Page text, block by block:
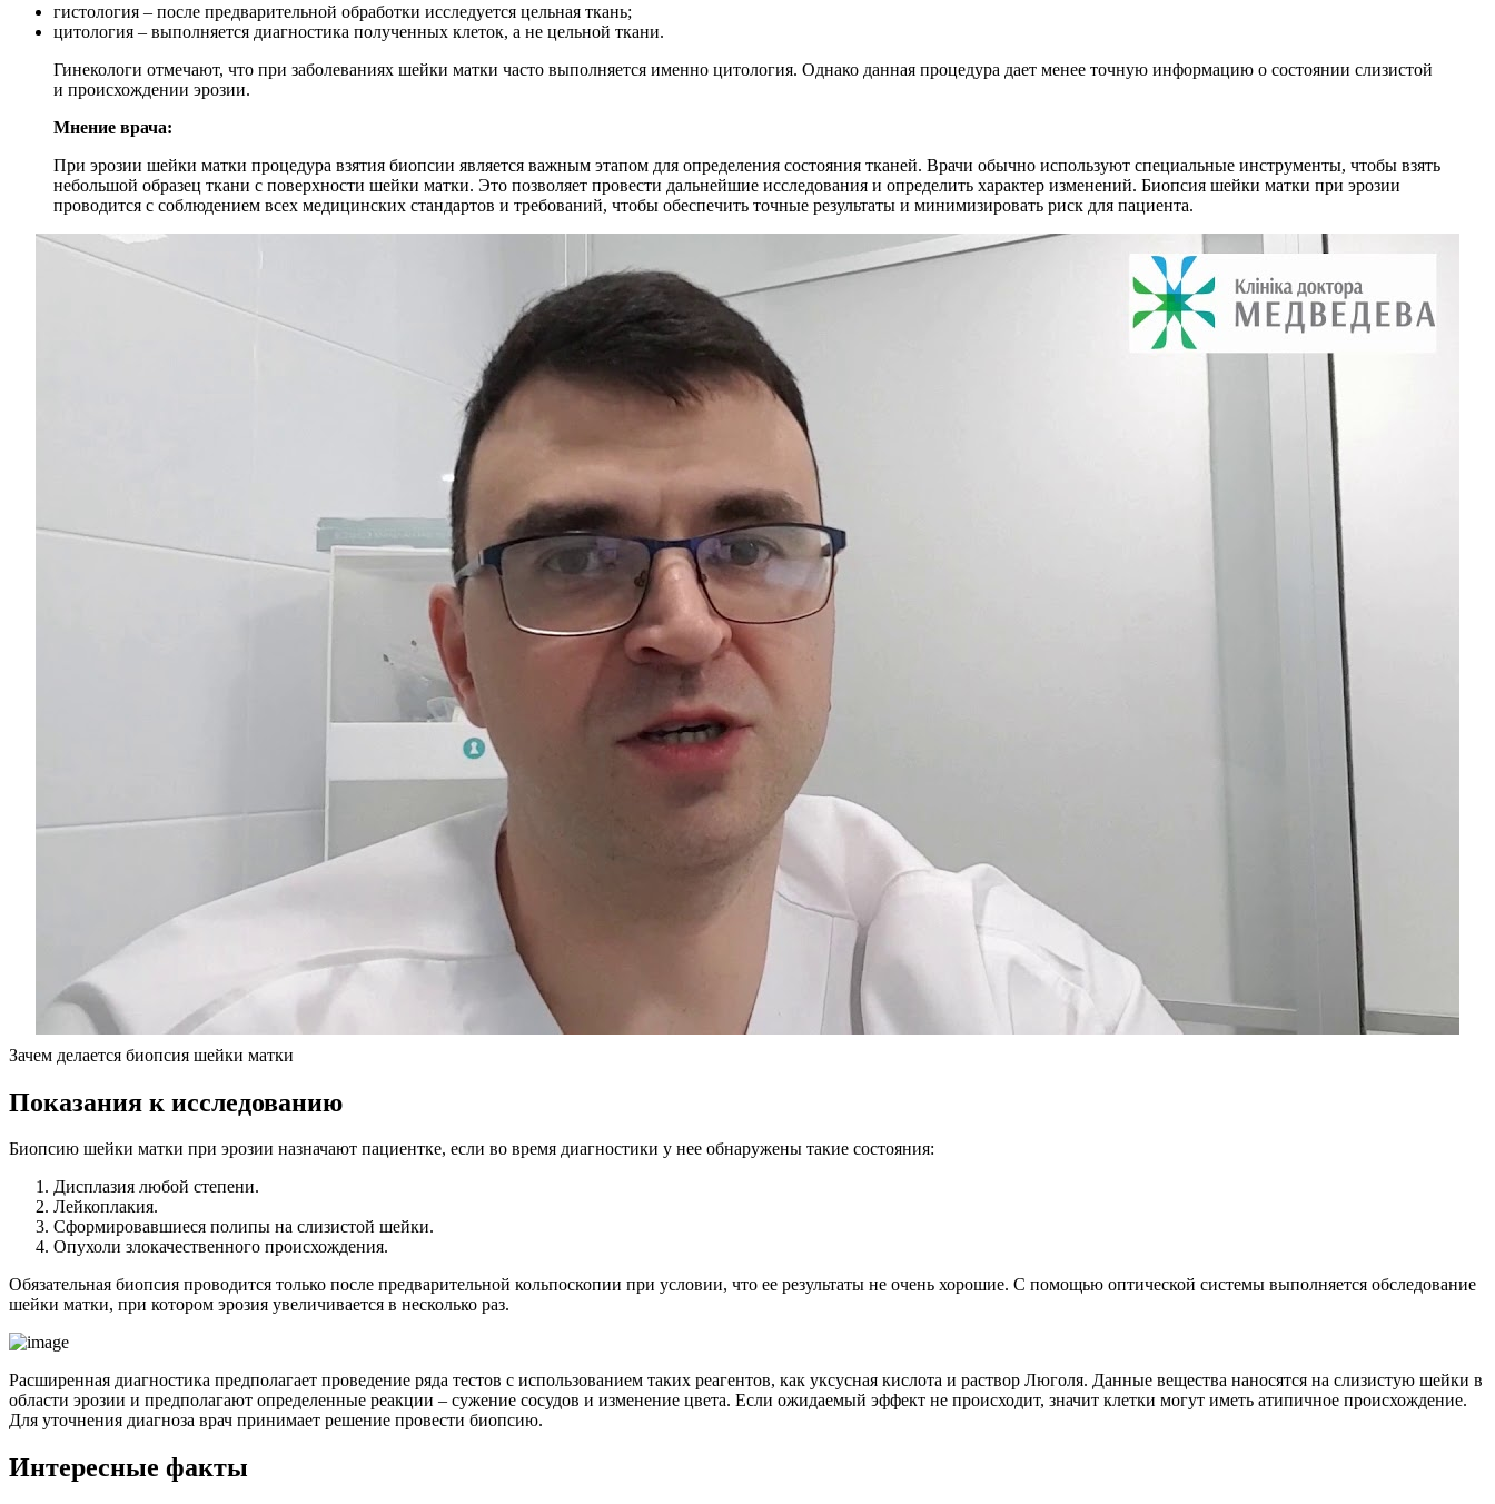
гистология – после предварительной обработки исследуется цельная ткань;
цитология – выполняется диагностика полученных клеток, а не цельной ткани.
Гинекологи отмечают, что при заболеваниях шейки матки часто выполняется именно цитология. Однако данная процедура дает менее точную информацию о состоянии слизистой
и происхождении эрозии.
Мнение врача:
При эрозии шейки матки процедура взятия биопсии является важным этапом для определения состояния тканей. Врачи обычно используют специальные инструменты, чтобы взять
небольшой образец ткани с поверхности шейки матки. Это позволяет провести дальнейшие исследования и определить характер изменений. Биопсия шейки матки при эрозии
проводится с соблюдением всех медицинских стандартов и требований, чтобы обеспечить точные результаты и минимизировать риск для пациента.
Зачем делается биопсия шейки матки
Показания к исследованию
Биопсию шейки матки при эрозии назначают пациентке, если во время диагностики у нее обнаружены такие состояния:
Дисплазия любой степени.
Лейкоплакия.
Сформировавшиеся полипы на слизистой шейки.
Опухоли злокачественного происхождения.
Обязательная биопсия проводится только после предварительной кольпоскопии при условии, что ее результаты не очень хорошие. С помощью оптической системы выполняется обследование
шейки матки, при котором эрозия увеличивается в несколько раз.
Расширенная диагностика предполагает проведение ряда тестов с использованием таких реагентов, как уксусная кислота и раствор Люголя. Данные вещества наносятся на слизистую шейки в
области эрозии и предполагают определенные реакции – сужение сосудов и изменение цвета. Если ожидаемый эффект не происходит, значит клетки могут иметь атипичное происхождение.
Для уточнения диагноза врач принимает решение провести биопсию.
Интересные факты